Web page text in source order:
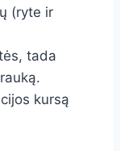
(ryte ir
tada
kursą